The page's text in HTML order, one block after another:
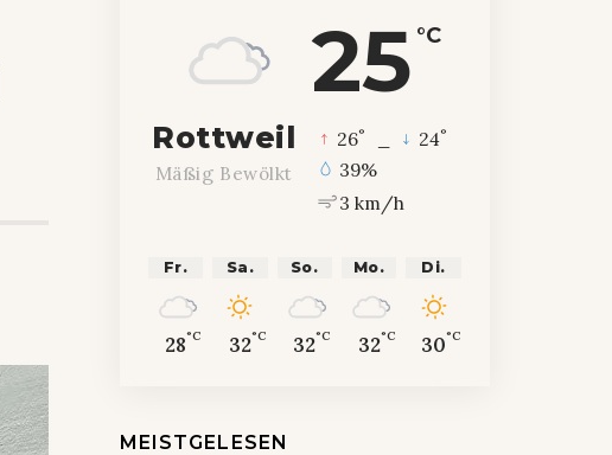
25 °C
Rottweil
Mäßig Bewölkt
26° 24°
39%
3 km/h
Fr.
28°C
Sa.
32°C
So.
32°C
Mo.
32°C
Di.
30°C
MEISTGELESEN